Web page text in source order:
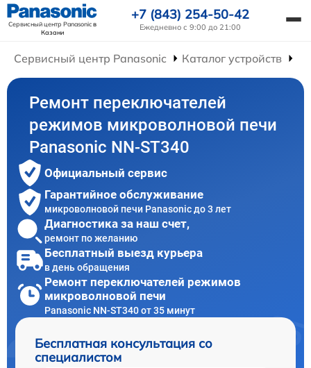
Сервисный центр Panasonicв
Казани
+7 (843) 254-50-42
Ежедневно с 9:00 до 21:00
Сервисный центр Panasonic Каталог устройств
Ремонт переключателей
режимов микроволновой печи
Panasonic NN-ST340
Официальный сервис
Гарантийное обслуживание
микроволновой печи Panasonic до 3 лет
Диагностика за наш счет,
ремонт по желанию
Бесплатный выезд курьера
в день обращения
Ремонт переключателей режимов
микроволновой печи
Panasonic NN-ST340 от 35 минут
Бесплатная консультация со
специалистом